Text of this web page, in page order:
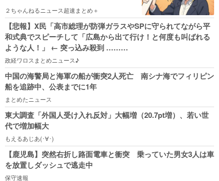
２ちゃんねるニュース超速まとめ＋
【悲報】X民「高市総理が防弾ガラスやSPに守られてながら平
和式典でスピーチして「広島から出て行け！と何度も叫ばれる
ような人！」 ← 突っ込み殺到 ………
政経ワロスまとめニュース♪
中国の海警局と海軍の船が衝突2人死亡 南シナ海でフィリピン
船を追跡中、公表までに1年
まとめたニュース
東大調査「外国人受け入れ反対」大幅増（20.7pt増）、若い世
代で増加幅大
もえるあじあ(･∀･)
【鹿児島】突然右折し路面電車と衝突 乗っていた男女3人は車
を放置しダッシュで逃走中
保守速報